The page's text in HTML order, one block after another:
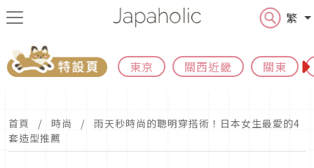
繁
東京 關西近畿 關東
首頁 時尚
雨天秒時尚的聰明穿搭術！日本女生最愛的4
套造型推薦